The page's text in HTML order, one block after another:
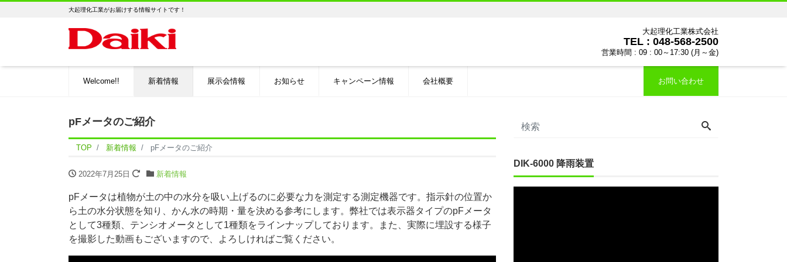
大起理化工業がお届けする情報サイトです！
大起理化工業株式会社
TEL : 048-568-2500
営業時間 : 09 : 00～17:30 (月～金)
Welcome!! 新着情報 展示会情報 お知らせ キャンペーン情報 会社概要 お問い合わせ
pFメータのご紹介
TOP 新着情報 pFメータのご紹介
2022年7月25日 新着情報
pFメータは植物が土の中の水分を吸い上げるのに必要な力を測定する測定機器です。指示針の位置か
ら土の水分状態を知り、かん水の時期・量を決める参考にします。弊社では表示器タイプのpFメータ
として3種類、テンシオメータとして1種類をラインナップしております。また、実際に埋設する様子
を撮影した動画もございますので、よろしければご覧ください。
DIK-6000 降雨装置